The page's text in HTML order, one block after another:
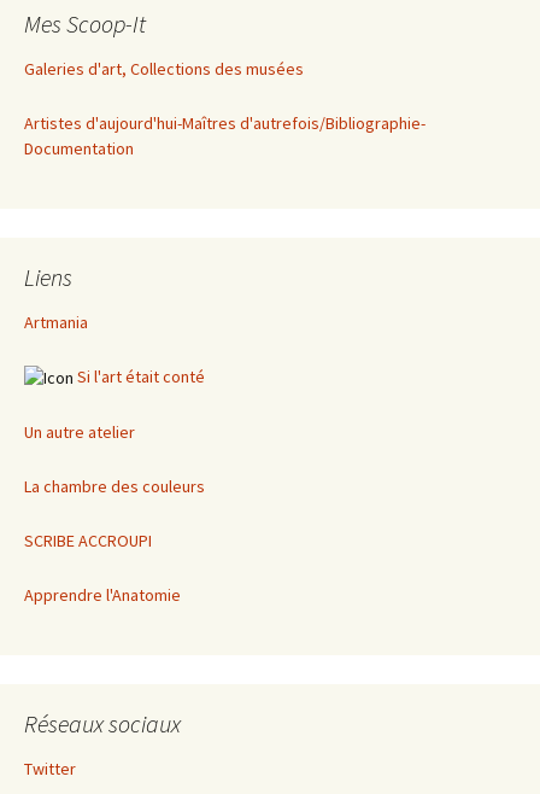
Mes Scoop-It
Galeries d'art, Collections des musées
Artistes d'aujourd'hui-Maîtres d'autrefois/Bibliographie-
Documentation
Liens
Artmania
Si l'art était conté
Un autre atelier
La chambre des couleurs
SCRIBE ACCROUPI
Apprendre l'Anatomie
Réseaux sociaux
Twitter